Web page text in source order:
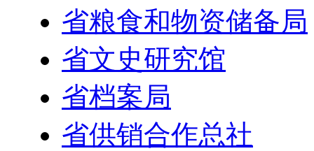
省粮食和物资储备局
省文史研究馆
省档案局
省供销合作总社